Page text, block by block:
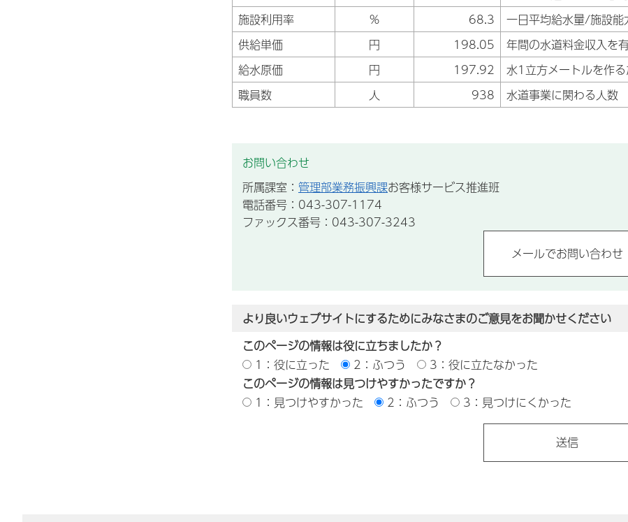
施設利用率
% 68.3
一日平均給水量/施設能
供給単価
円 198.05
年間の水道料金収入を
給水原価
円 197.92
水1立方メートルを作る
職員数
人 938 水道事業に関わる人数
お問い合わせ
所属課室： 管理部業務振興課お客様サービス推進班
電話番号：043-307-1174
ファックス番号：043-307-3243
より良いウェブサイトにするためにみなさまのご意見をお聞かせください
このページの情報は役に立ちましたか？
1：役に立った
2：ふつう
3：役に立たなかった
このページの情報は見つけやすかったですか？
1：見つけやすかった
2：ふつう 3：見つけにくかった